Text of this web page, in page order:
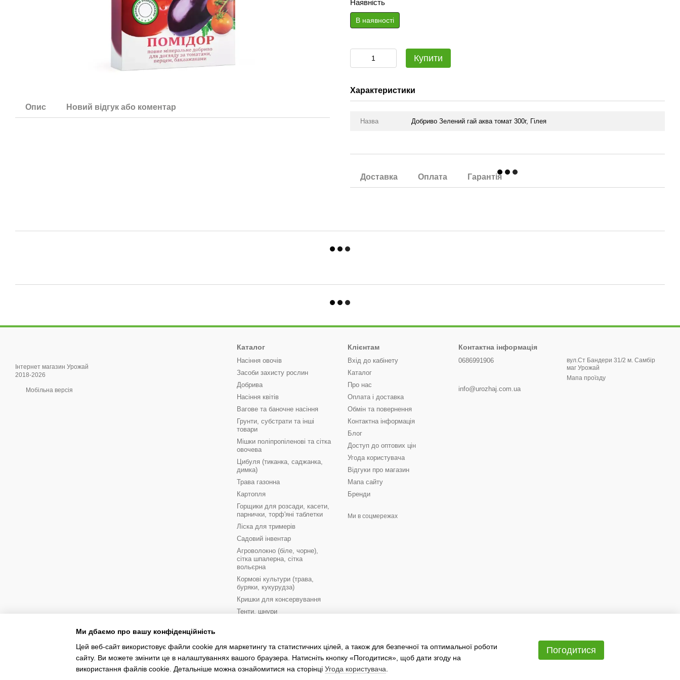
Опис Новий відгук або коментар
Наявність
В наявності
Купити
Характеристики
Назва Добриво Зелений гай аква томат 300г, Гілея
Доставка Оплата Гарантія
Інтернет магазин Урожай
2018-2026
Мобільна версія
Каталог
Насіння овочів
Засоби захисту рослин
Добрива
Насіння квітів
Вагове та баночне насіння
Грунти, субстрати та інші
товари
Мішки поліпропіленові та сітка
овочева
Цибуля (тиканка, саджанка,
димка)
Трава газонна
Картопля
Горщики для розсади, касети,
парнички, торф'яні таблетки
Ліска для тримерів
Садовий інвентар
Агроволокно (біле, чорне),
сітка шпалерна, сітка
вольєрна
Кормові культури (трава,
буряки, кукурудза)
Кришки для консервування
Тенти, шнури
Рукавиці робочі
Клієнтам
Вхід до кабінету
Каталог
Про нас
Оплата і доставка
Обмін та повернення
Контактна інформація
Блог
Доступ до оптових цін
Угода користувача
Відгуки про магазин
Мапа сайту
Бренди
Ми в соцмережах
Контактна інформація
0686991906
info@urozhaj.com.ua
вул.Ст Бандери 31/2 м. Самбір
маг Урожай
Мапа проїзду
Ми дбаємо про вашу конфіденційність
Цей веб-сайт використовує файли cookie для маркетингу та статистичних цілей, а також для безпечної та оптимальної роботи
сайту. Ви можете змінити це в налаштуваннях вашого браузера. Натисніть кнопку «Погодитися», щоб дати згоду на
використання файлів cookie. Детальніше можна ознайомитися на сторінці Угода користувача
Погодитися